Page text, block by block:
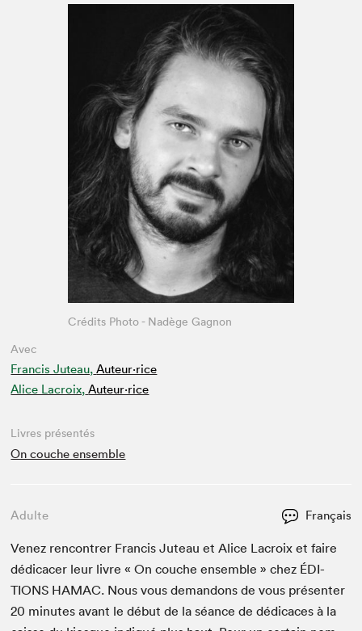
Avec
Francis Juteau, Auteur·rice
Alice Lacroix, Auteur·rice
Crédits Photo - Nadège Gagnon
Livres présentés
On couche ensemble
Adulte Français
Venez ren­con­tr­er Fran­cis Juteau et Alice Lacroix et faire
dédi­cac­er leur livre « On couche ensem­ble » chez ÉDI­
TIONS HAMAC. Nous vous deman­dons de vous présen­ter
20 min­utes avant le début de la séance de dédi­caces à la